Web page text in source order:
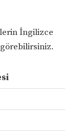
İngilizce